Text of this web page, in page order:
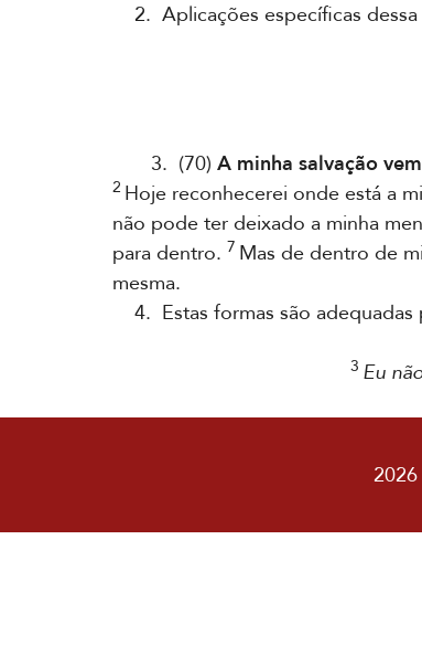
2. Aplicações específicas dessa
3. (70) A minha salvação
2 Hoje reconhecerei onde está a
não pode ter deixado a minha
para dentro. 7 Mas de dentro de
mesma.
4. Estas formas são adequadas
3 Eu